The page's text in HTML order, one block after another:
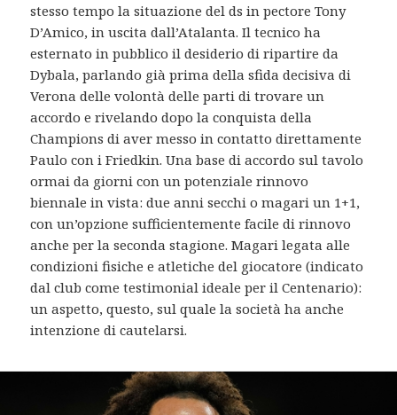
stesso tempo la situazione del ds in pectore Tony
D’Amico, in uscita dall’Atalanta. Il tecnico ha
esternato in pubblico il desiderio di ripartire da
Dybala, parlando già prima della sfida decisiva di
Verona delle volontà delle parti di trovare un
accordo e rivelando dopo la conquista della
Champions di aver messo in contatto direttamente
Paulo con i Friedkin. Una base di accordo sul tavolo
ormai da giorni con un potenziale rinnovo
biennale in vista: due anni secchi o magari un 1+1,
con un’opzione sufficientemente facile di rinnovo
anche per la seconda stagione. Magari legata alle
condizioni fisiche e atletiche del giocatore (indicato
dal club come testimonial ideale per il Centenario):
un aspetto, questo, sul quale la società ha anche
intenzione di cautelarsi.